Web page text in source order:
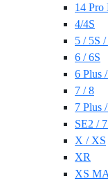
14 Pro
4/4S
5 / 5S /
6 / 6S
6 Plus
7 / 8
7 Plus
SE2 /
X / XS
XR
XS